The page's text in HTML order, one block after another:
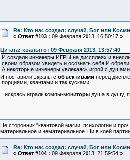
Re: Кто нас создал: случай, Бог или
« Ответ #103 : 09 Февраля 2013, 16:50:17 »
Цитата: квальп от 09 Февраля 2013, 13:57:40
И создали инженеры ИГРЫ на диссплеях и
своим образом увидеть и осознать себя.И
А некоторые инженеры увлекаясь игрой с
И поставили экраны с объективами перед
порциями, квантами и так кусками ..
.. искрясь играли компы-мониторыдуша в душу,
Не сторонник "квантовой магии, психологии и
материальное и нематериальное. Ни в коей
Re: Кто нас создал: случай, Бог или
« Ответ #104 : 09 Февраля 2013, 21:59:54 »